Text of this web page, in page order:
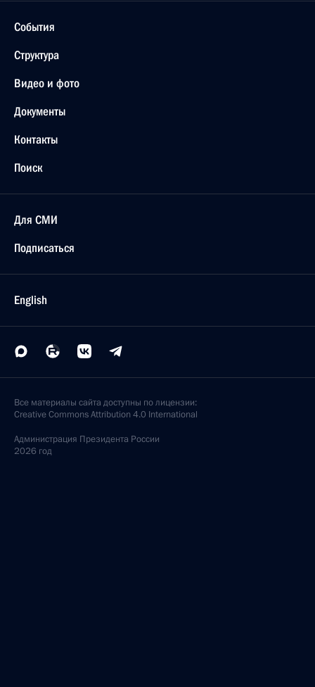
События
Структура
Видео и фото
Документы
Контакты
Поиск
Для СМИ
Подписаться
English
Все материалы сайта доступны по лицензии:
Creative Commons Attribution 4.0 International
Администрация Президента России
2026 год